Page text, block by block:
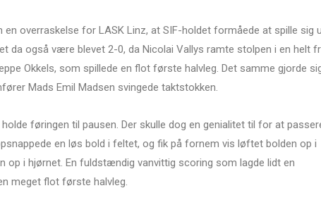
overraskelse for LASK Linz, at SIF-holdet formåede at spille sig
da også være blevet 2-0, da Nicolai Vallys ramte stolpen i en helt
Okkels, som spillede en flot første halvleg. Det samme gjorde
Mads Emil Madsen svingede taktstokken.
føringen til pausen. Der skulle dog en genialitet til for at
en løs bold i feltet, og fik på fornem vis løftet bolden op i
op i hjørnet. En fuldstændig vanvittig scoring som lagde lidt en
meget flot første halvleg.